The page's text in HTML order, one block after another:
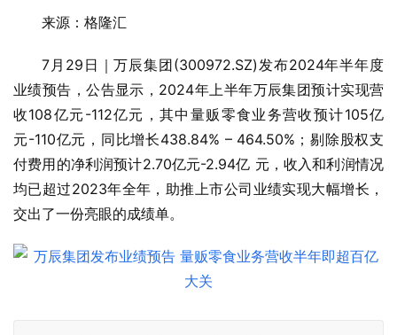
来源：格隆汇
7月29日｜万辰集团(300972.SZ)发布2024年半年度
业绩预告，公告显示，2024年上半年万辰集团预计实现营
收108亿元-112亿元，其中量贩零食业务营收预计105亿
元-110亿元，同比增长438.84% – 464.50%；剔除股权支
付费用的净利润预计2.70亿元-2.94亿 元，收入和利润情况
均已超过2023年全年，助推上市公司业绩实现大幅增长，
交出了一份亮眼的成绩单。